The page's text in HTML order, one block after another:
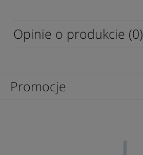
Opinie o produkcie (0)
Promocje